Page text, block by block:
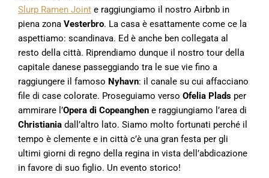
Slurp Ramen Joint e raggiungiamo il nostro Airbnb in
piena zona Vesterbro. La casa è esattamente come ce la
aspettiamo: scandinava. Ed è anche ben collegata al
resto della città. Riprendiamo dunque il nostro tour della
capitale danese passeggiando tra le sue vie fino a
raggiungere il famoso Nyhavn: il canale su cui affacciano
file di case colorate. Proseguiamo verso Ofelia Plads per
ammirare l’Opera di Copeanghen e raggiungiamo l’area di
Christiania dall’altro lato. Siamo molto fortunati perché il
tempo è clemente e in città c’è una gran festa per gli
ultimi giorni di regno della regina in vista dell’abdicazione
in favore di suo figlio. Un evento storico!